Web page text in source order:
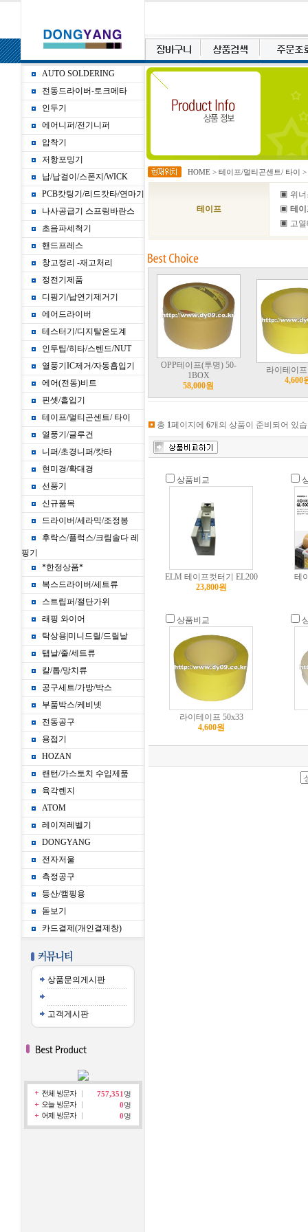
AUTO SOLDERING
전동드라이버-토크메타
인두기
에어니퍼/전기니퍼
압착기
저항포밍기
납/납걸이/스폰지/WICK
PCB캇팅기/리드캇타/연마기
나사공급기 스프링바란스
초음파세척기
핸드프레스
창고정리 -재고처리
정전기제품
디핑기/납연기제거기
에어드라이버
테스터기/디지탈온도계
인두팁/히타/스텐드/NUT
열풍기IC제거/자동흡입기
에어(전동)비트
핀셋/흡입기
테이프/멀티곤센트/ 타이
열풍기/글루건
니퍼/초경니퍼/캇타
현미경/확대경
선풍기
신규품목
드라이버/세라믹/조정봉
후락스/플럭스/크림솔다 레
핑기
*한정상품*
복스드라이버/세트류
스트립퍼/절단가위
래핑 와이어
탁상용|미니드릴/드릴날
탭날/줄/세트류
칼/톱/망치류
공구세트/가방/박스
부품박스/케비넷
전동공구
용접기
HOZAN
랜턴/가스토치 수입제품
육각렌지
ATOM
레이져레벨기
DONGYANG
전자저울
측정공구
등산/캠핑용
돋보기
카드결제(개인결제창)
상품문의게시판
고객게시판
757,351 명
0명
0명
HOME > 테이프/멀티곤센트/ 타이 >
테이프
▣ 위
▣ 테
▣ 고
OPP테이프(투명) 50-
1BOX
58,000원
라이테이
4,600
총 1페이지에 6개의 상품이 준비되어 있
상품비교
ELM 테이프컷터기 EL200
23,800원
테
상품비교
라이테이프 50x33
4,600원